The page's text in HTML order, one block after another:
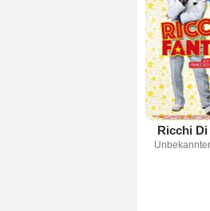
Ricchi Di